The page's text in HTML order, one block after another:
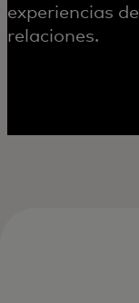
experiencias
relaciones.